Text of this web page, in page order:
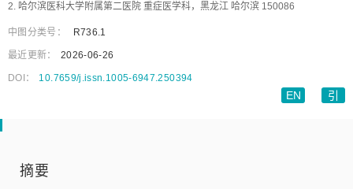
2. 哈尔滨医科大学附属第二医院 重症医学科，黑龙江 哈尔滨 150086
中图分类号： R736.1
最近更新： 2026-06-26
DOI： 10.7659/j.issn.1005-6947.250394
EN 引
摘要